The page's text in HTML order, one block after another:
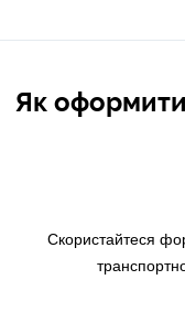
Як
Скористайтеся